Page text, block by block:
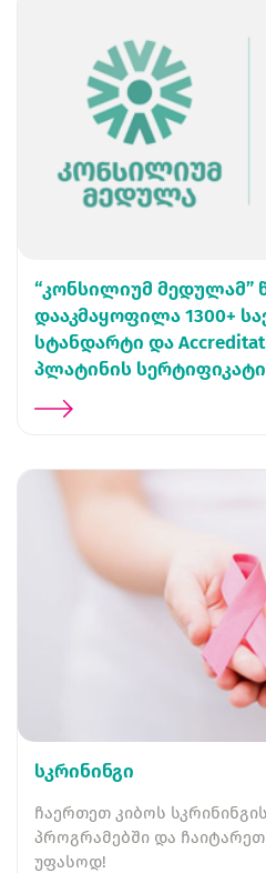
“კონსილიუმ მედულამ”
დააკმაყოფილა 1300+
სტანდარტი და
პლატინის
სკრინინგი
ჩაერთეთ კიბოს
პროგრამებში და
უფასოდ!